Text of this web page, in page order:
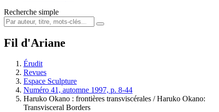
Recherche simple
Fil d'Ariane
Érudit
Revues
Espace Sculpture
Numéro 41, automne 1997, p. 8-44
Haruko Okano : frontières transviscérales / Haruko Okano:
Transvisceral Borders